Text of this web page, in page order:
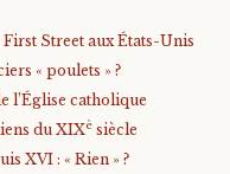
Street aux États-Unis
« poulets » ?
l’Église catholique
du XIXè siècle
XVI : « Rien » ?